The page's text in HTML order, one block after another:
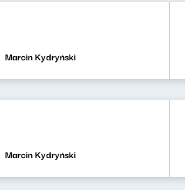
Marcin Kydryński
Marcin Kydryński